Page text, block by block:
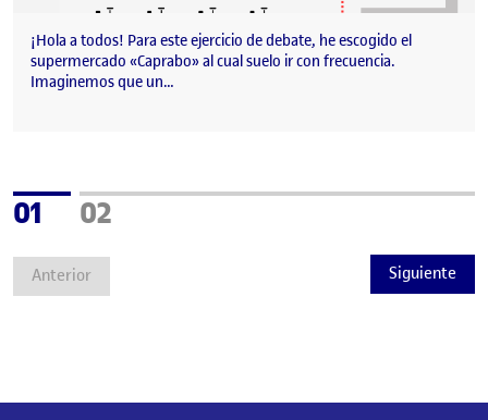
¡Hola a todos! Para este ejercicio de debate, he escogido el
supermercado «Caprabo» al cual suelo ir con frecuencia.
Imaginemos que un…
Anterior
Página
01 Página
02
Siguiente